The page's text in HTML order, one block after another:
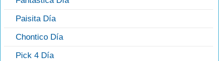
Paisita Día
Chontico Día
Pick 4 Día